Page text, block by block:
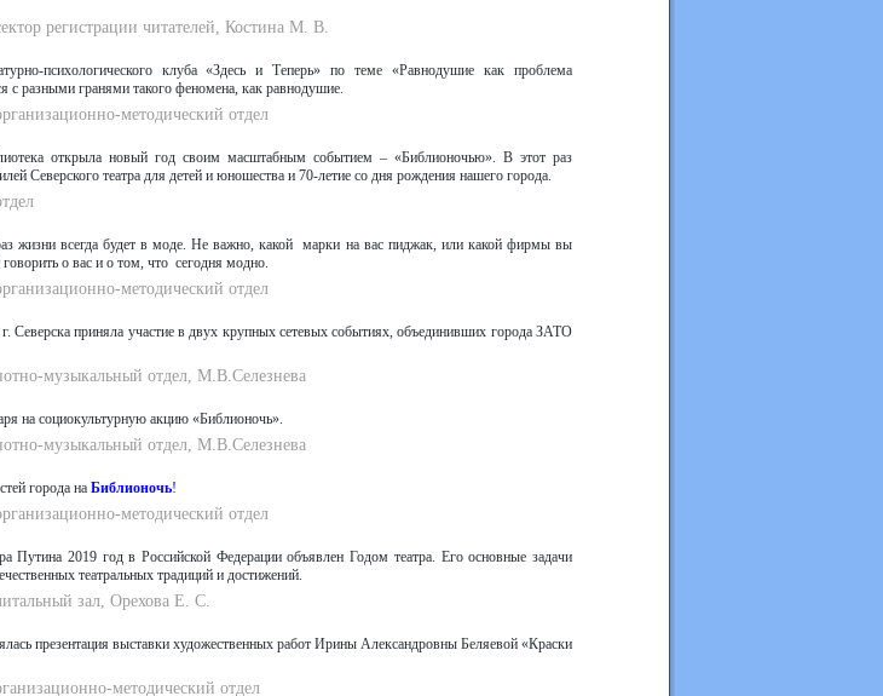
регистрации читателей, Костина М. В.
психологического клуба «Здесь и Теперь» по теме «Равнодушие как проблема
с разными гранями такого феномена, как равнодушие.
методический отдел
открыла новый год своим масштабным событием – «Библионочью». В этот раз
Северского театра для детей и юношества и 70-летие со дня рождения нашего города.
жизни всегда будет в моде. Не важно, какой марки на вас пиджак, или какой фирмы вы
о вас и о том, что сегодня модно.
методический отдел
Северска приняла участие в двух крупных сетевых событиях, объединивших города ЗАТО
музыкальный отдел, М.В.Селезнева
на социокультурную акцию «Библионочь».
музыкальный отдел, М.В.Селезнева
города на Библионочь!
методический отдел
Путина 2019 год в Российской Федерации объявлен Годом театра. Его основные задачи
театральных традиций и достижений.
зал, Орехова Е. С.
презентация выставки художественных работ Ирины Александровны Беляевой «Краски
методический отдел